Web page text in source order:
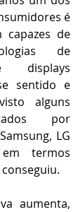
é
capazes de
de
displays
sentido e
alguns
por
LG
termos
aumenta,